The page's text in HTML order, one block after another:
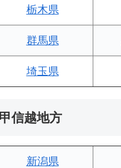
栃木県
群馬県
埼玉県
甲信越地方
新潟県